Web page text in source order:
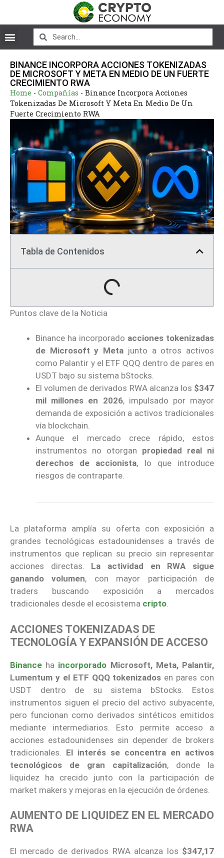
BINANCE INCORPORA ACCIONES TOKENIZADAS
DE MICROSOFT Y META EN MEDIO DE UN FUERTE
CRECIMIENTO RWA
Home - Compañías - Binance Incorpora Acciones
Tokenizadas De Microsoft Y Meta En Medio De Un
Fuerte Crecimiento RWA
Tabla de Contenidos
Puntos clave de la Noticia
Binance ha incorporado acciones tokenizadas
de Microsoft y Meta junto a otros activos
como Palantir y el ETF QQQ dentro de pares en
USDT bajo su sistema bStocks.
El volumen de derivados RWA alcanza los $347
mil millones en 2026, impulsado por mayor
demanda de exposición a activos tradicionales
vía blockchain.
Aunque el mercado crece rápido, estos
instrumentos no otorgan propiedad real ni
derechos de accionista, lo que introduce
riesgos de contraparte.
La plataforma amplía su oferta con exposición a
grandes tecnológicas estadounidenses a través de
instrumentos que replican su precio sin representar
acciones directas. La actividad en RWA sigue
ganando volumen, con mayor participación de
traders buscando exposición a mercados
tradicionales desde el ecosistema cripto.
ACCIONES TOKENIZADAS DE
TECNOLOGÍA Y EXPANSIÓN DE ACCESO
Binance ha incorporado Microsoft, Meta, Palantir,
Lumentum y el ETF QQQ tokenizados en pares con
USDT dentro de su sistema bStocks. Estos
instrumentos siguen el precio del activo subyacente,
pero funcionan como derivados sintéticos emitidos
mediante intermediarios. Esto permite acceso a
acciones estadounidenses sin depender de brokers
tradicionales. El interés se concentra en activos
tecnológicos de gran capitalización, donde la
liquidez ha crecido junto con la participación de
market makers y mejoras en la ejecución de órdenes.
AUMENTO DE LIQUIDEZ EN EL MERCADO
RWA
El mercado de derivados RWA alcanza los $347,17